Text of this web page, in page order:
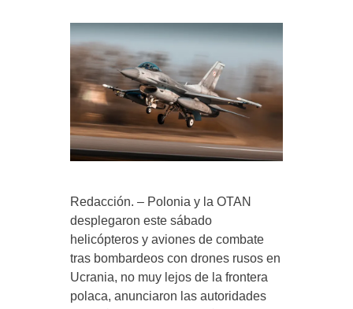
Redacción. – Polonia y la OTAN
desplegaron este sábado
helicópteros y aviones de combate
tras bombardeos con drones rusos en
Ucrania, no muy lejos de la frontera
polaca, anunciaron las autoridades